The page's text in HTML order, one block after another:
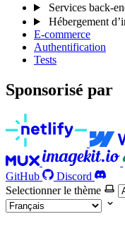
Services back-
Hébergement
E-commerce
Authentification
Tests
Sponsorisé par
GitHub
Discord
Selectionner le thème